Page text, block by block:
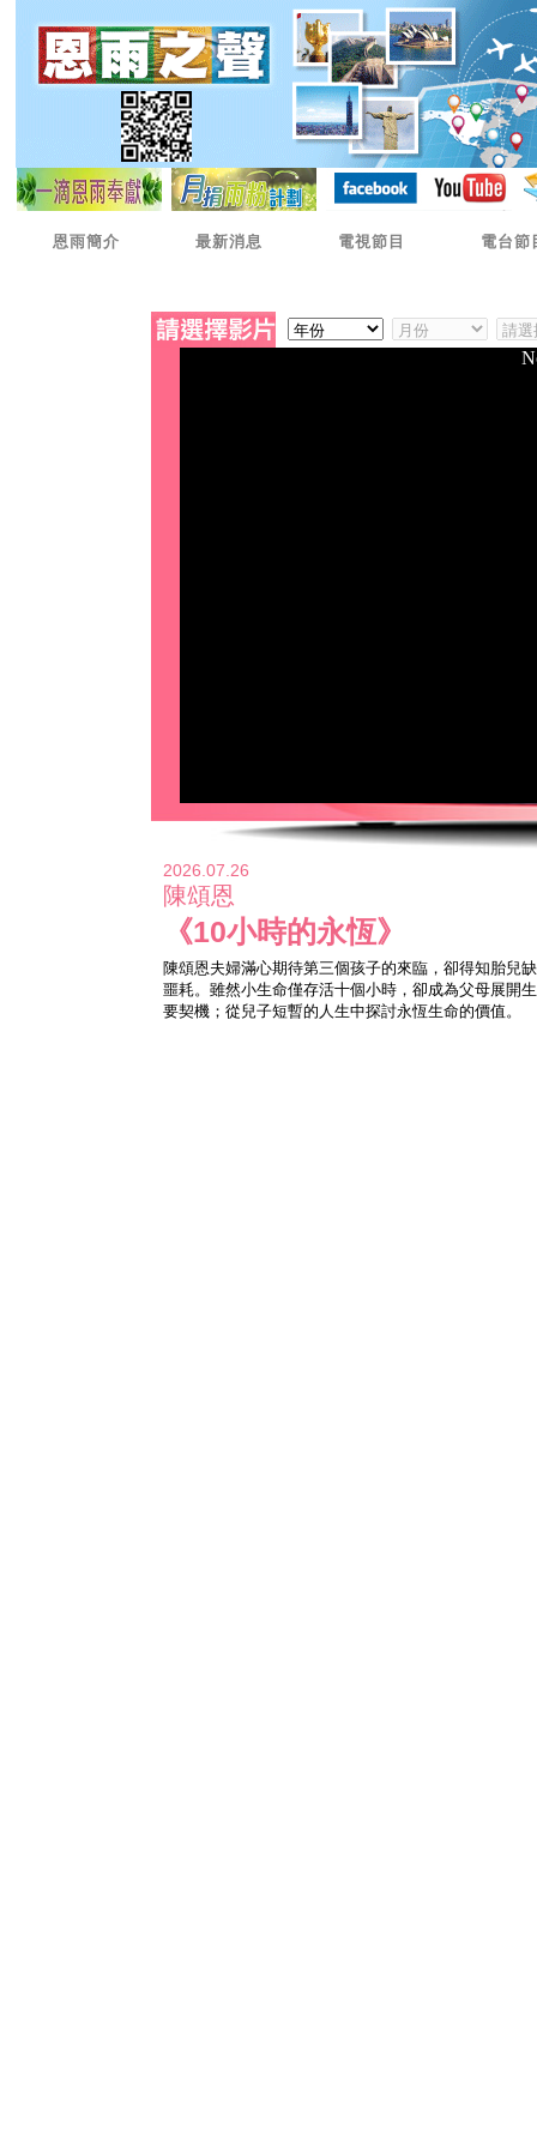
恩雨簡介 最新消息 電視節目 電台節
2026.07.26
陳頌恩
《10小時的永恆》
陳頌恩夫婦滿心期待第三個孩子的來臨，卻得知胎兒
噩耗。雖然小生命僅存活十個小時，卻成為父母展開
要契機；從兒子短暫的人生中探討永恆生命的價值。